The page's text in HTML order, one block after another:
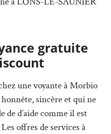
gratuite
une voyante à Morbio
sincère et qui ne
de d’aide comme il est
offres de services à